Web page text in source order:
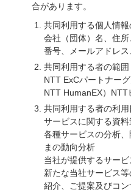
合があります。
共同利用する個人情報
会社（団体）名、住
番号、メールアドレ
共同利用する者の範囲
NTT ExCパートナー
NTT HumanEX）NTT
共同利用する者の利用
サービスに関する資
各種サービスの分析
まの動向分析
当社が提供するサー
新たな当社サービス
紹介、ご提案及びコ